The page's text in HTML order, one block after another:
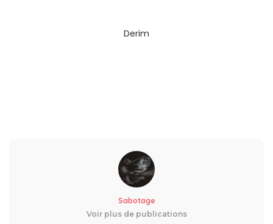
Derim
Sabotage
Voir plus de publications